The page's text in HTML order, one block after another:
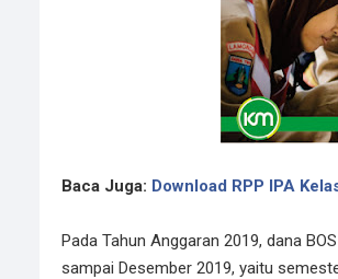
Baca Juga: Download RPP IPA
Pada Tahun Anggaran 2019, dana
sampai Desember 2019, yaitu